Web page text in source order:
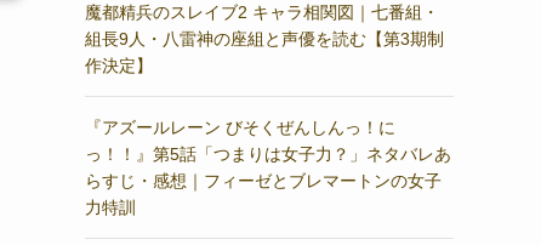
魔都精兵のスレイブ2 キャラ相関図｜七番組・
組長9人・八雷神の座組と声優を読む【第3期制
作決定】
『アズールレーン びそくぜんしんっ！に
っ！！』第5話「つまりは女子力？」ネタバレあ
らすじ・感想｜フィーゼとブレマートンの女子
力特訓